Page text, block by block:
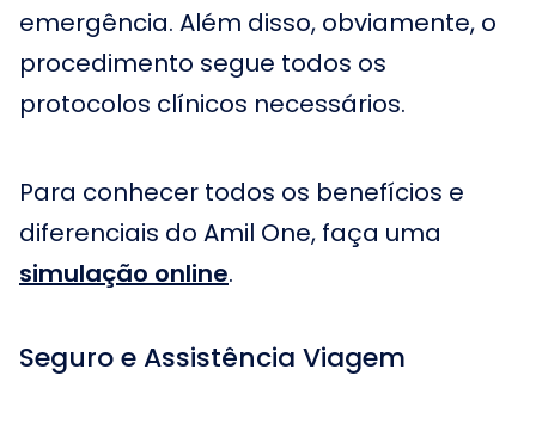
emergência. Além disso, obviamente, o
procedimento segue todos os
protocolos clínicos necessários.
Para conhecer todos os benefícios e
diferenciais do Amil One, faça uma
simulação online.
Seguro e Assistência Viagem